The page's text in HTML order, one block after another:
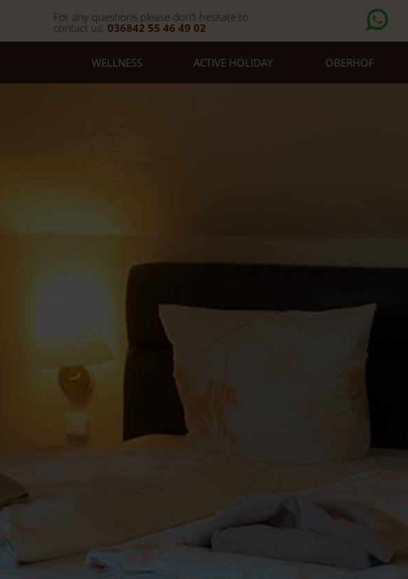
For any questions please don’t hesitate to
contact us: 036842 55 46 49 02
WELLNESS ACTIVE HOLIDAY OBERHOF